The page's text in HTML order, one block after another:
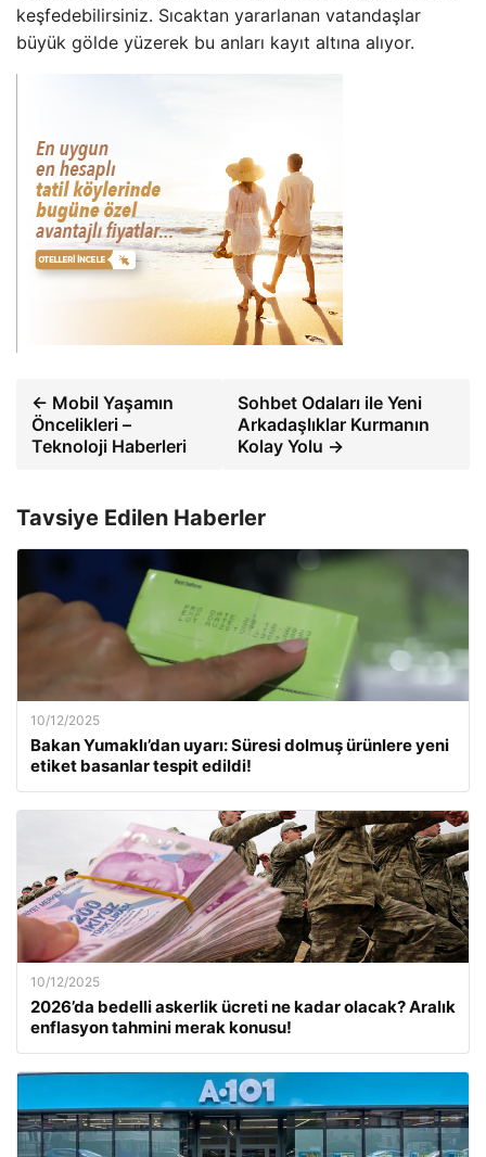
keşfedebilirsiniz. Sıcaktan yararlanan vatandaşlar
büyük gölde yüzerek bu anları kayıt altına alıyor.
← Mobil Yaşamın
Öncelikleri –
Teknoloji Haberleri
Sohbet Odaları ile Yeni
Arkadaşlıklar Kurmanın
Kolay Yolu →
Tavsiye Edilen Haberler
10/12/2025
Bakan Yumaklı’dan uyarı: Süresi dolmuş ürünlere yeni
etiket basanlar tespit edildi!
10/12/2025
2026’da bedelli askerlik ücreti ne kadar olacak? Aralık
enflasyon tahmini merak konusu!